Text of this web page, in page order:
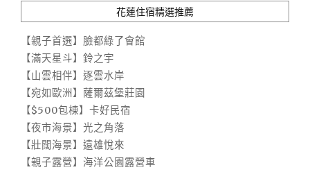
花蓮住宿精選推薦
【親子首選】臉都綠了會館
【滿天星斗】鈴之宇
【山雲相伴】逐雲水岸
【宛如歐洲】薩爾茲堡莊園
【$500包棟】卡好民宿
【夜市海景】光之角落
【壯闊海景】遠雄悅來
【親子露營】海洋公園露營車